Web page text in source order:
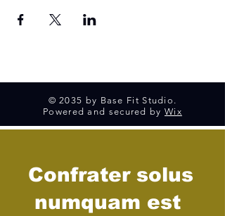
© 2035 by Base Fit Studio.
Powered and secured by Wix
Confrater solus
numquam est